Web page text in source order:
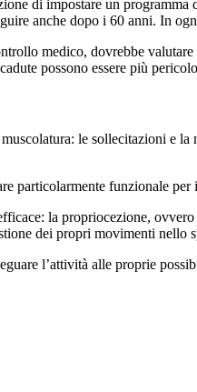
di impostare un
anche dopo i 60 anni. In
medico, dovrebbe
possono essere più
le sollecitazioni e
particolarmente funzionale
la propriocezione,
dei propri movimenti nello
l’attività alle proprie